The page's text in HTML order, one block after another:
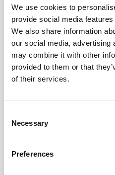
We use cookies to
provide social media
We also share information
our social media, advertising
may combine it with other
provided to them or that
of their services.
Selection
Necessary
Preferences
Andra
Klassisk gästbok 185x185